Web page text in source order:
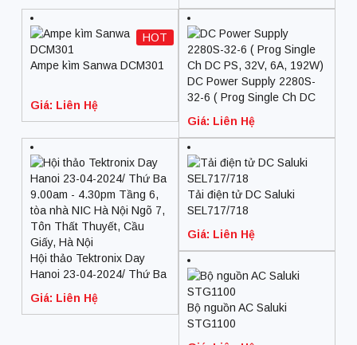
Ampe kìm Sanwa DCM301
Giá: Liên Hệ
HOT
DC Power Supply 2280S-
32-6 ( Prog Single Ch DC
Giá: Liên Hệ
Hội thảo Tektronix Day
Hanoi 23-04-2024/ Thứ Ba
tòa nhà NIC Hà Nội Ngõ 7,
Giá: Liên Hệ
Tải điện tử DC Saluki
SEL717/718
Giá: Liên Hệ
Bộ nguồn AC Saluki
STG1100